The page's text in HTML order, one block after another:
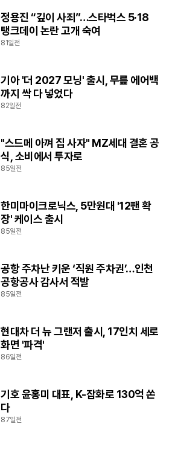
정용진 “깊이 사죄”…스타벅스 5·18
탱크데이 논란 고개 숙여
81일전
기아 '더 2027 모닝' 출시, 무릎 에어백
까지 싹 다 넣었다
82일전
"스드메 아껴 집 사자" MZ세대 결혼 공
식, 소비에서 투자로
85일전
한미마이크로닉스, 5만원대 '12팬 확
장' 케이스 출시
85일전
공항 주차난 키운 ‘직원 주차권’…인천
공항공사 감사서 적발
85일전
현대차 더 뉴 그랜저 출시, 17인치 세로
화면 '파격'
86일전
기호 윤홍미 대표, K-잡화로 130억 쏜
다
87일전